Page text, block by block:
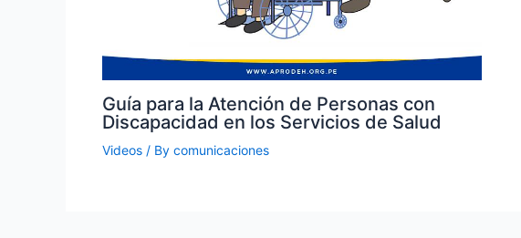
Guía para la Atención de Personas con
Discapacidad en los Servicios de Salud
Videos / By comunicaciones